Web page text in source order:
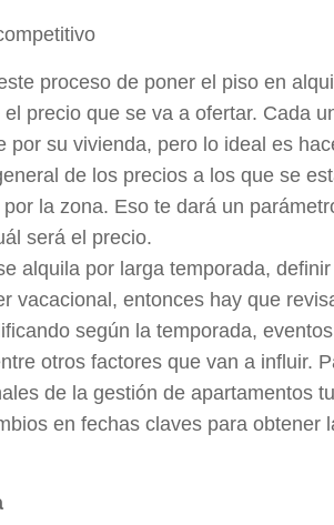
proceso de poner el piso en
precio que se va a ofertar. Cada
por su vivienda, pero lo ideal es
de los precios a los que se
la zona. Eso te dará un
será el precio.
alquila por larga temporada,
vacacional, entonces hay que
según la temporada,
otros factores que van a influir.
de la gestión de apartamentos
en fechas claves para obtener